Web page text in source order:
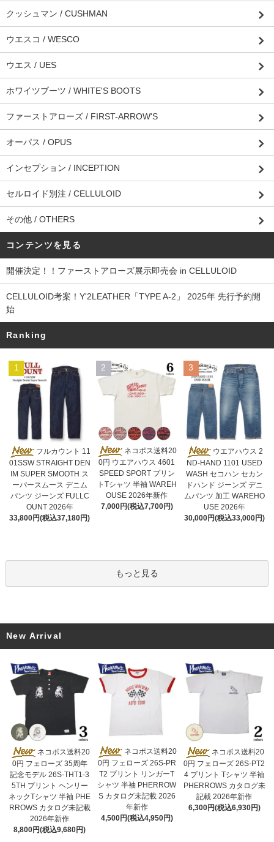
クッシュマン / CUSHMAN
ウエスコ / WESCO
ウエス / UES
ホワイツブーツ / WHITE'S BOOTS
ファーストアローズ / FIRST-ARROW'S
オーパス / OPUS
インセプション / INCEPTION
セルロイド別注 / CELLULOID
その他 / OTHERS
コンテンツを見る
開催決定！！ファーストアローズ展示即売会 in CELLULOID
CELLULOID考案！Y'2LEATHER「TYPE A-2」 2025年 先行予約開
始
Ranking
1
フルカウント 11
01SSW STRAIGHT DEN
IM SUPER SMOOTH ス
ーパースムース デニム
パンツ ジーンズ FULLC
OUNT 2026年
33,800円(税込37,180円)
2
ネコポス送料20
0円 ウエアハウス 4601
SPEED SPORT プリン
トTシャツ 半袖 WAREH
OUSE 2026年新作
7,000円(税込7,700円)
3
ウエアハウス 2
ND-HAND 1101 USED
WASH セコハン セカン
ドハンド ジーンズ デニ
ムパンツ 加工 WAREHO
USE 2026年
30,000円(税込33,000円)
もっと見る
New Arrival
ネコポス送料20
0円 フェローズ 35周年
記念モデル 26S-THT1-3
5TH プリント ヘンリー
ネックTシャツ 半袖 PHE
RROWS カタログ未記載
2026年新作
8,800円(税込9,680円)
ネコポス送料20
0円 フェローズ 26S-PR
T2 プリント リンガーT
シャツ 半袖 PHERROW
S カタログ未記載 2026
年新作
4,500円(税込4,950円)
ネコポス送料20
0円 フェローズ 26S-PT2
4 プリント Tシャツ 半袖
PHERROWS カタログ未
記載 2026年新作
6,300円(税込6,930円)